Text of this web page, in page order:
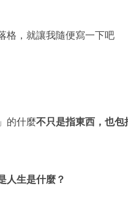
格，就讓我隨便寫一下吧
的什麼不只是指東西，也包
人生是什麼？